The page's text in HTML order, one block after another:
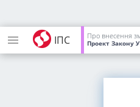
ІПС Про внесення
Проект Закону